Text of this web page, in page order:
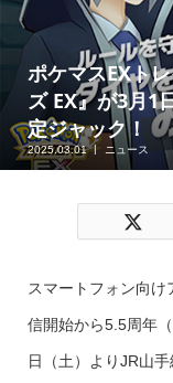
ポケマスEXト
ズ EX』が3月1
定ジャック！
2025.03.01 ニュース
スマートフォン向
信開始から5.5周年
日（土）よりJR山